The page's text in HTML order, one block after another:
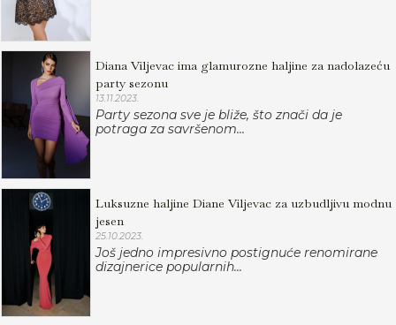
Diana Viljevac ima glamurozne haljine za nadolazeću
party sezonu
13.11.2023.
Party sezona sve je bliže, što znači da je
potraga za savršenom...
Luksuzne haljine Diane Viljevac za uzbudljivu modnu
jesen
25.10.2023.
Još jedno impresivno postignuće renomirane
dizajnerice popularnih...